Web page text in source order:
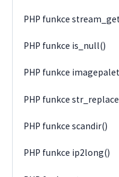
PHP funkce
PHP funkce is_null()
PHP funkce
PHP funkce
PHP funkce scandir()
PHP funkce ip2long()